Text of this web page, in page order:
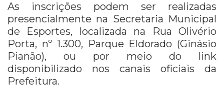
As inscrições podem ser realizadas
presencialmente na Secretaria Municipal
de Esportes, localizada na Rua Olivério
Porta, nº 1.300, Parque Eldorado (Ginásio
Pianão), ou por meio do link
disponibilizado nos canais oficiais da
Prefeitura.